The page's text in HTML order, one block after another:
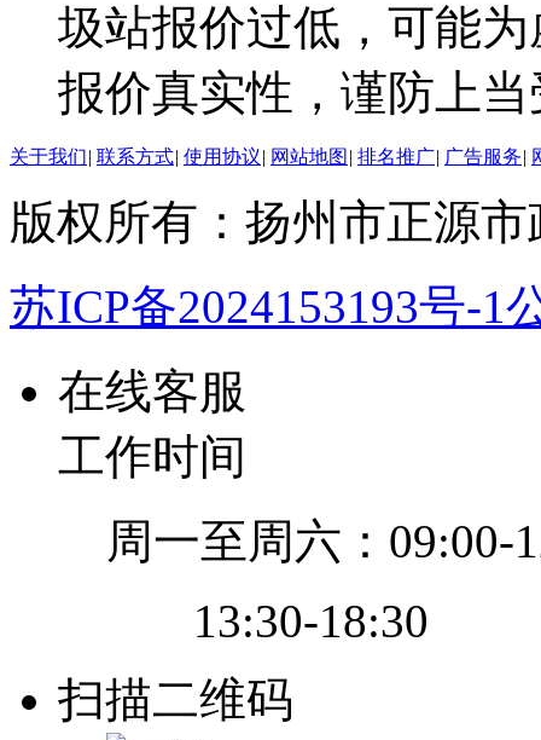
圾站报价过低，可能
报价真实性，谨防上
关于我们| 联系方式| 使用协议| 网站地图 | 排名推广| 广告服务|
版权所有：扬州市正源
苏ICP备2024153193号-1
在线客服
工作时间
周一至周六：09:00-
13:30-18:30
扫描二维码